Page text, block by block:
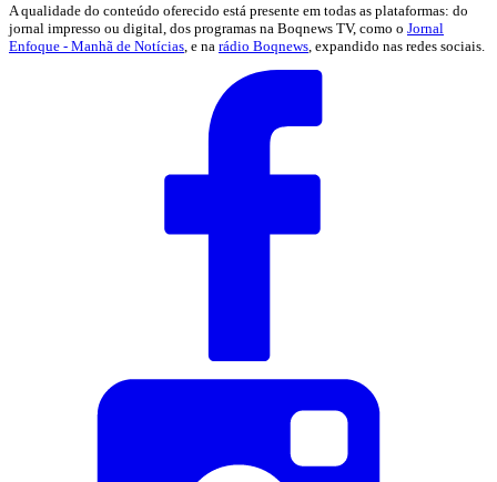
A qualidade do conteúdo oferecido está presente em todas as plataformas: do
jornal impresso ou digital, dos programas na Boqnews TV, como o Jornal
Enfoque - Manhã de Notícias , e na rádio Boqnews , expandido nas redes sociais.